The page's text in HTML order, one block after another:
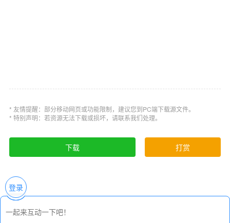
2、修复了一些已知的问题
3、提升了稳定性与性能
* 友情提醒：部分移动网页或功能限制，建议您到PC端下载源文件。
* 特别声明：若资源无法下载或损坏，请联系我们处理。
下载 打赏
登录